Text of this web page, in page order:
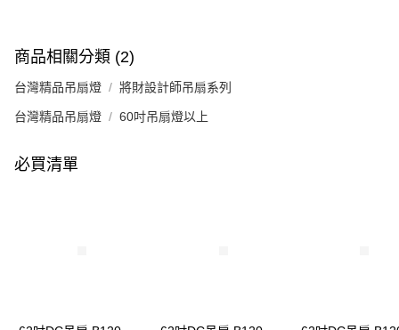
商品相關分類 (2)
台灣精品吊扇燈 將財設計師吊扇系列
台灣精品吊扇燈 60吋吊扇燈以上
必買清單